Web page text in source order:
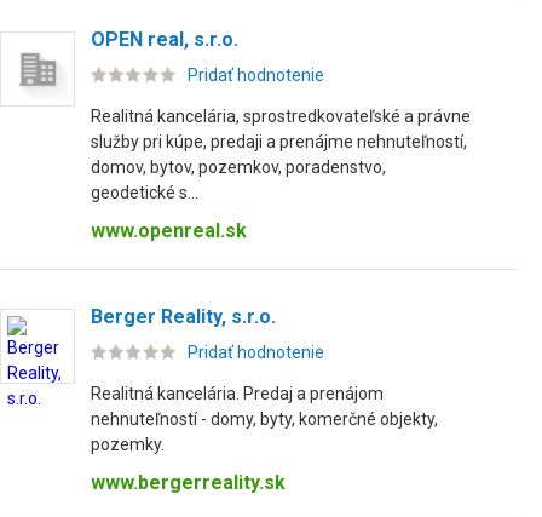
OPEN real, s.r.o.
Pridať hodnotenie
Realitná kancelária, sprostredkovateľské a právne
služby pri kúpe, predaji a prenájme nehnuteľností,
domov, bytov, pozemkov, poradenstvo,
geodetické s...
www.openreal.sk
Berger Reality, s.r.o.
Pridať hodnotenie
Realitná kancelária. Predaj a prenájom
nehnuteľností - domy, byty, komerčné objekty,
pozemky.
www.bergerreality.sk